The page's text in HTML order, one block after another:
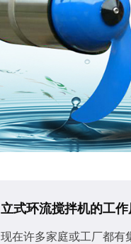
立式环流搅拌机的工作
现在许多家庭或工厂都有